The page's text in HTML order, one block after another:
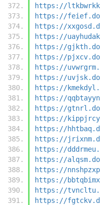
https://
https://
https://
https://
https://
https://
https://
https://
https://
https://
https://
https://
https://
https://
https://
https://
https://
https://
https://
https://